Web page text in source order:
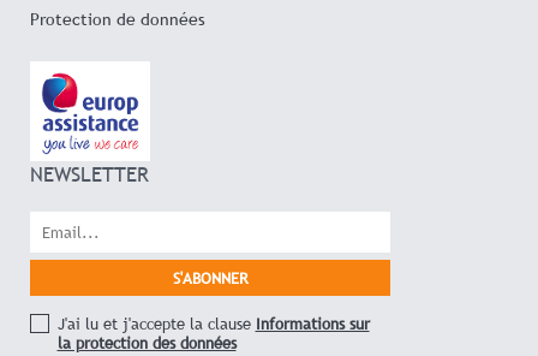
Protection de données
NEWSLETTER
J'ai lu et j'accepte la clause Informations sur
la protection des données